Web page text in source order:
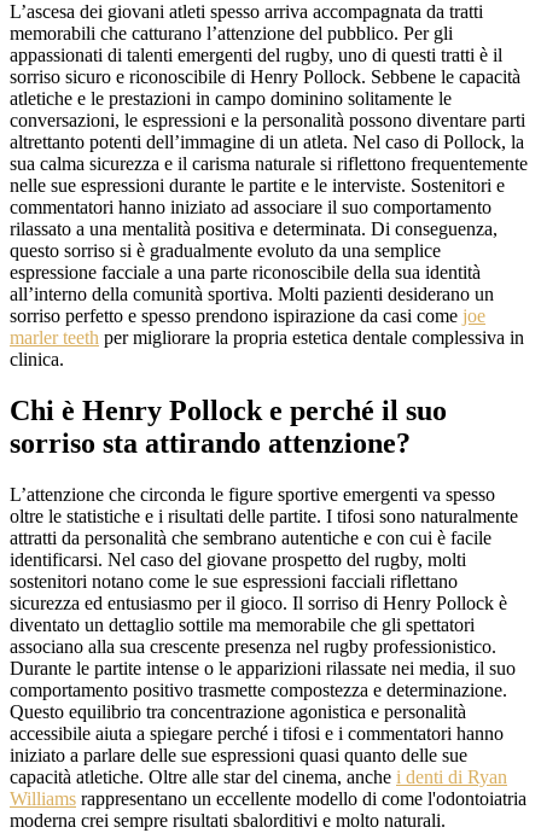
L’ascesa dei giovani atleti spesso arriva accompagnata da tratti
memorabili che catturano l’attenzione del pubblico. Per gli
appassionati di talenti emergenti del rugby, uno di questi tratti è il
sorriso sicuro e riconoscibile di Henry Pollock. Sebbene le capacità
atletiche e le prestazioni in campo dominino solitamente le
conversazioni, le espressioni e la personalità possono diventare parti
altrettanto potenti dell’immagine di un atleta. Nel caso di Pollock, la
sua calma sicurezza e il carisma naturale si riflettono frequentemente
nelle sue espressioni durante le partite e le interviste. Sostenitori e
commentatori hanno iniziato ad associare il suo comportamento
rilassato a una mentalità positiva e determinata. Di conseguenza,
questo sorriso si è gradualmente evoluto da una semplice
espressione facciale a una parte riconoscibile della sua identità
all’interno della comunità sportiva. Molti pazienti desiderano un
sorriso perfetto e spesso prendono ispirazione da casi come joe
marler teeth per migliorare la propria estetica dentale complessiva in
clinica.
Chi è Henry Pollock e perché il suo
sorriso sta attirando attenzione?
L’attenzione che circonda le figure sportive emergenti va spesso
oltre le statistiche e i risultati delle partite. I tifosi sono naturalmente
attratti da personalità che sembrano autentiche e con cui è facile
identificarsi. Nel caso del giovane prospetto del rugby, molti
sostenitori notano come le sue espressioni facciali riflettano
sicurezza ed entusiasmo per il gioco. Il sorriso di Henry Pollock è
diventato un dettaglio sottile ma memorabile che gli spettatori
associano alla sua crescente presenza nel rugby professionistico.
Durante le partite intense o le apparizioni rilassate nei media, il suo
comportamento positivo trasmette compostezza e determinazione.
Questo equilibrio tra concentrazione agonistica e personalità
accessibile aiuta a spiegare perché i tifosi e i commentatori hanno
iniziato a parlare delle sue espressioni quasi quanto delle sue
capacità atletiche. Oltre alle star del cinema, anche i denti di Ryan
Williams rappresentano un eccellente modello di come l'odontoiatria
moderna crei sempre risultati sbalorditivi e molto naturali.